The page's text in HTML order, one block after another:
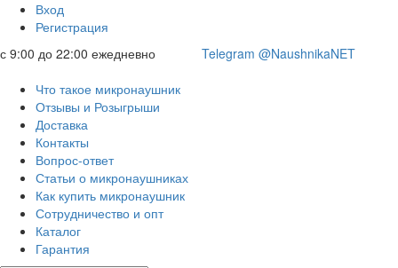
Вход
Регистрация
с 9:00 до 22:00 ежедневно
Telegram @NaushnikaNET
Что такое микронаушник
Отзывы и Розыгрыши
Доставка
Контакты
Вопрос-ответ
Статьи о микронаушниках
Как купить микронаушник
Сотрудничество и опт
Каталог
Гарантия